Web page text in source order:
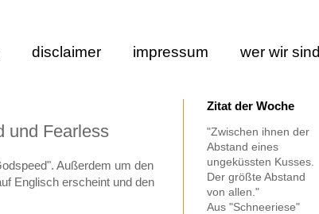
disclaimer impressum wer wir sind
und Fearless
Außerdem um den
Englisch erscheint und den
Zitat der Woche
"Zwischen ihnen der
Abstand eines
ungeküssten Kusses.
Der größte Abstand
von allen."
Aus "Schneeriese"